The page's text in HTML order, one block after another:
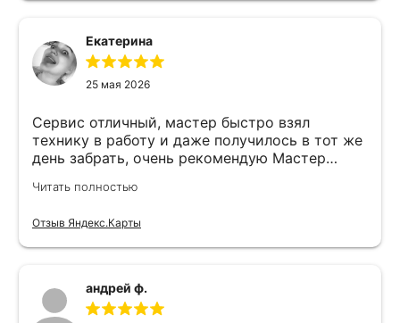
Екатерина
25 мая 2026
Сервис отличный, мастер быстро взял
технику в работу и даже получилось в тот же
день забрать, очень рекомендую Мастер
Читать полностью
Отзыв Яндекс.Карты
андрей ф.